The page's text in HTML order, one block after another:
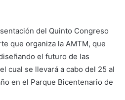
del Quinto Congreso
que organiza la AMTM, que
el futuro de las
cual se llevará a cabo del 25 al
en el Parque Bicentenario de